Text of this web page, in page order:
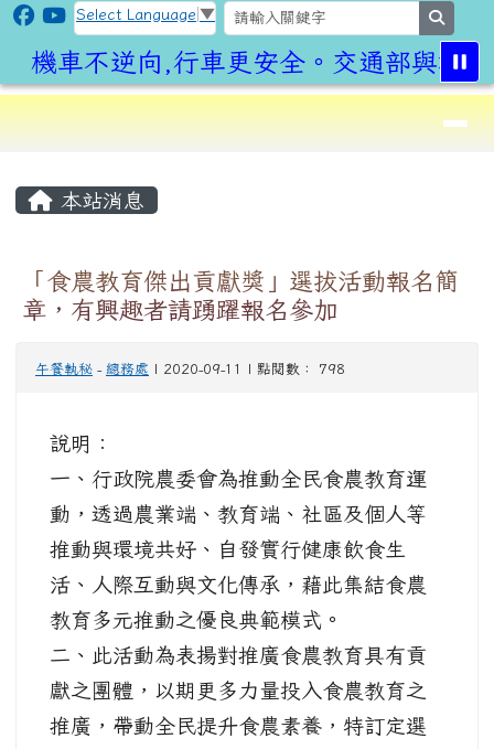
跳至主內容區
CLPS Site
Select Language ▼
機車不逆向,行車更安全。交通部與桃園
⏸
導覽列
本站消息
「食農教育傑出貢獻獎」選拔活動報名簡
章，有興趣者請踴躍報名參加
午餐執秘 - 總務處 | 2020-09-11 | 點閱數： 798
說明：
一、行政院農委會為推動全民食農教育運
動，透過農業端、教育端、社區及個人等
推動與環境共好、自發實行健康飲食生
活、人際互動與文化傳承，藉此集結食農
教育多元推動之優良典範模式。
二、此活動為表揚對推廣食農教育具有貢
獻之團體，以期更多力量投入食農教育之
推廣，帶動全民提升食農素養，特訂定選